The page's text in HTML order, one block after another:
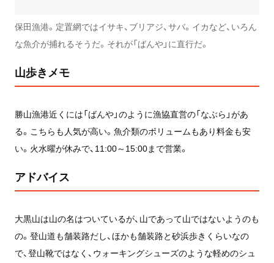
保田漁港。定置網ではイサキ、ブリアジ、サバ。イカなど、いろん
な魚介が捕れるそうだ。それが「ばんや」に直行だ。
山歩きメモ
勝山漁港近くには「ばんや」のように漁協直営の「なぶら」があ
る。こちらも人気が高い。魚介類のボリュームもあり料金も安
い。火水曜が休みで、11:00～15:00まで営業。
アドバイス
大黒山は山の名はついているが、山であって山ではないようのも
の。登山道も舗装路だし、ほかも舗装路と砂浜歩きくらいなの
で、登山靴ではなく、ウォーキングシューズのような軽めのシュ